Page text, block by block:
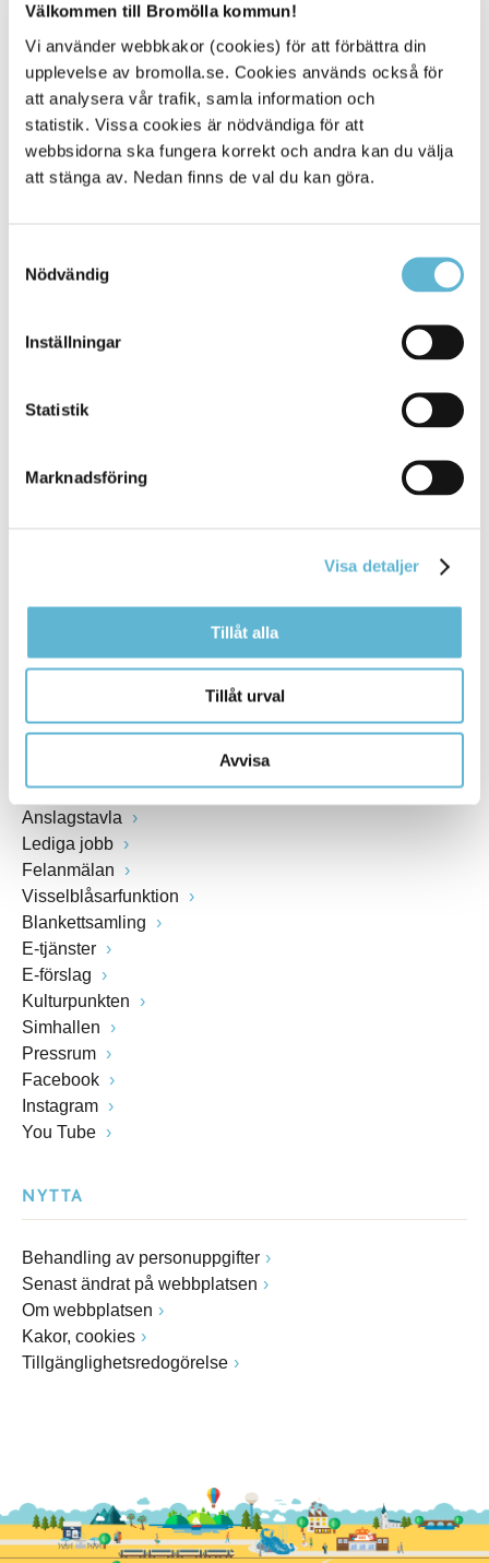
Välkommen till Bromölla kommun!
Vi använder webbkakor (cookies) för att förbättra din
upplevelse av bromolla.se. Cookies används också för
att analysera vår trafik, samla information och
statistik. Vissa cookies är nödvändiga för att
webbsidorna ska fungera korrekt och andra kan du välja
att stänga av. Nedan finns de val du kan göra.
Nödvändig
Inställningar
Statistik
Marknadsföring
Visa detaljer
Tillåt alla
Tillåt urval
Avvisa
Sidan senast uppdaterad: den 25 November 2025
Kommunhuset, Storgatan 48
E-post
Växel: 0456-82 20 00
Org.nr: 212000-0894
SNABBVAL
Öppettider växel och reception i kommunhuset
Anslagstavla
Lediga jobb
Felanmälan
Visselblåsarfunktion
Blankettsamling
E-tjänster
E-förslag
Kulturpunkten
Simhallen
Pressrum
Facebook
Instagram
You Tube
NYTTA
Behandling av personuppgifter
Senast ändrat på webbplatsen
Om webbplatsen
Kakor, cookies
Tillgänglighetsredogörelse